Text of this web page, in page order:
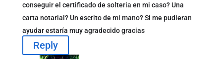
conseguir el certificado de solteria en mi caso? Una
carta notarial? Un escrito de mi mano? Si me pudieran
ayudar estaría muy agradecido gracias
Reply